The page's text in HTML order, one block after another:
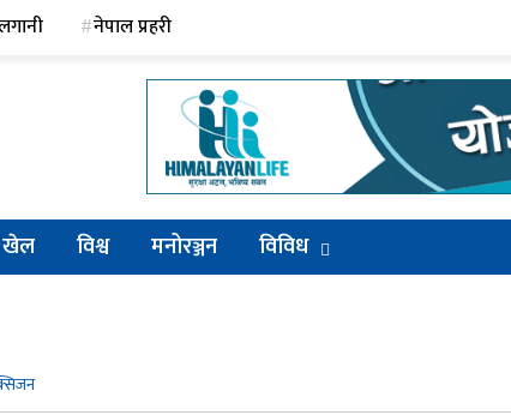
नेपाल प्रहरी
खेल विश्व मनोरञ्जन विविध